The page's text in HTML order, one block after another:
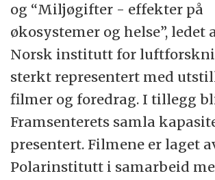
og “Miljøgifter - effekter på
økosystemer og helse”, ledet
Norsk institutt for
sterkt representert med
filmer og foredrag. I tillegg
Framsenterets samla
presentert. Filmene er laget
Polarinstitutt i samarbeid